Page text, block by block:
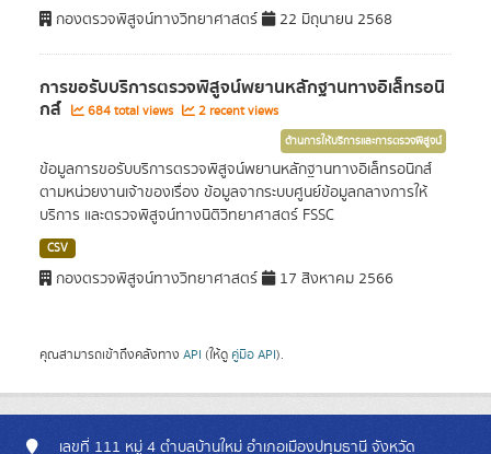
กองตรวจพิสูจน์ทางวิทยาศาสตร์ 22 มิถุนายน 2568
การขอรับบริการตรวจพิสูจน์พยานหลักฐานทางอิเล็ทรอนิ
กส์ 684 total views 2 recent views
ด้านการให้บริการและการตรวจพิสูจน์
ข้อมูลการขอรับบริการตรวจพิสูจน์พยานหลักฐานทางอิเล็ทรอนิกส์
ตามหน่วยงานเจ้าของเรื่อง ข้อมูลจากระบบศูนย์ข้อมูลกลางการให้
บริการ และตรวจพิสูจน์ทางนิติวิทยาศาสตร์ FSSC
CSV
กองตรวจพิสูจน์ทางวิทยาศาสตร์ 17 สิงหาคม 2566
คุณสามารถเข้าถึงคลังทาง API (ให้ดู คู่มือ API).
เลขที่ 111 หมู่ 4 ตำบลบ้านใหม่ อำเภอเมืองปทุมธานี จังหวัด